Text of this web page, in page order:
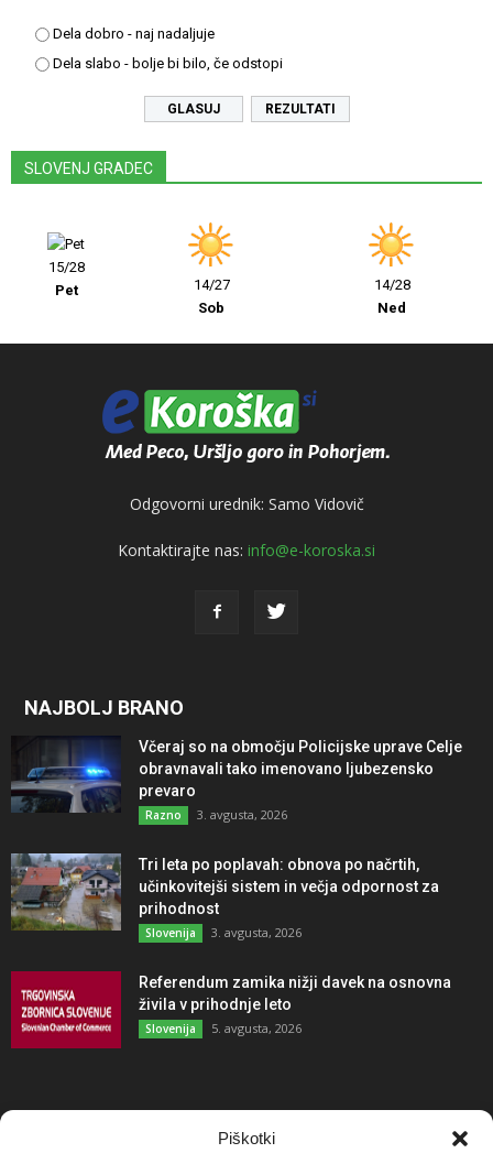
Piškotki
Dela dobro - naj nadaljuje
Dela slabo - bolje bi bilo, če odstopi
REZULTATI
SLOVENJ GRADEC
15/28
Pet
14/27
Sob
14/28
Ned
Odgovorni urednik: Samo Vidovič
Kontaktirajte nas: info@e-koroska.si
NAJBOLJ BRANO
Včeraj so na območju Policijske uprave Celje
obravnavali tako imenovano ljubezensko
prevaro
Razno 3. avgusta, 2026
Tri leta po poplavah: obnova po načrtih,
učinkovitejši sistem in večja odpornost za
prihodnost
Slovenija 3. avgusta, 2026
Referendum zamika nižji davek na osnovna
živila v prihodnje leto
Slovenija 5. avgusta, 2026
NAJBOLJ KOMENTIRANO